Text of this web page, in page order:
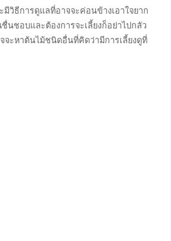
มีวิธีการดูแลที่อาจจะค่อนข้างเอาใจยาก
ชอบและต้องการจะเลี้ยงก็อย่าไปกลัว
จะหาต้นไม้ชนิดอื่นที่คิดว่ามีการเลี้ยงดูที่